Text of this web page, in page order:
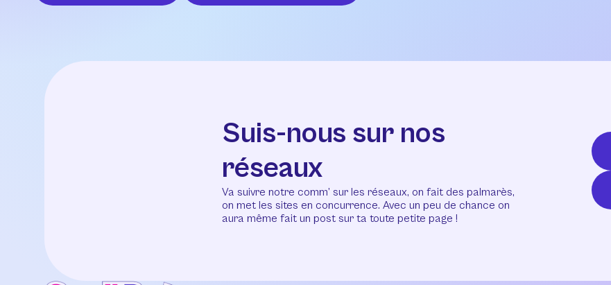
Suis-nous sur nos
réseaux
Va suivre notre comm’ sur les réseaux, on fait des palmarès,
on met les sites en concurrence. Avec un peu de chance on
aura même fait un post sur ta toute petite page !